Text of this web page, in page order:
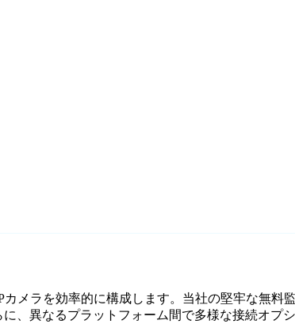
メラを効率的に構成します。当社の堅牢な無料
、異なるプラットフォーム間で多様な接続オプ